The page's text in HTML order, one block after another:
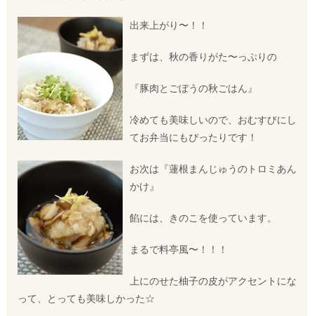
出来上がり〜！！
まずは、秋の香りがた〜っぷりの
『豚肉とごぼうの秋ごはん』
冷めても美味しいので、おむすびにし
てお弁当にもぴったりです！
お次は『蓮根まんじゅうのトロミあん
かけ』
餡には、きのこを使っています。
まるで料亭風〜！！！
上にのせた柚子の皮がアクセントにな
って、とっても美味しかった☆